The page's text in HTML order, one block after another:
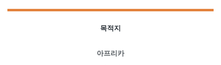
목적지
아프리카